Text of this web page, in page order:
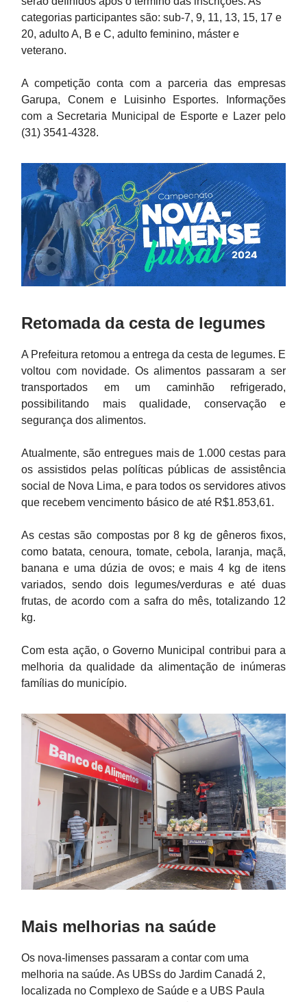
categorias participantes são: sub-7, 9, 11, 13, 15, 17 e
20, adulto A, B e C, adulto feminino, máster e
veterano.
A competição conta com a parceria das empresas
Garupa, Conem e Luisinho Esportes. Informações
com a Secretaria Municipal de Esporte e Lazer pelo
(31) 3541-4328.
Retomada da cesta de legumes
A Prefeitura retomou a entrega da cesta de legumes. E
voltou com novidade. Os alimentos passaram a ser
transportados em um caminhão refrigerado,
possibilitando mais qualidade, conservação e
segurança dos alimentos.
Atualmente, são entregues mais de 1.000 cestas para
os assistidos pelas políticas públicas de assistência
social de Nova Lima, e para todos os servidores ativos
que recebem vencimento básico de até R$1.853,61.
As cestas são compostas por 8 kg de gêneros fixos,
como batata, cenoura, tomate, cebola, laranja, maçã,
banana e uma dúzia de ovos; e mais 4 kg de itens
variados, sendo dois legumes/verduras e até duas
frutas, de acordo com a safra do mês, totalizando 12
kg.
Com esta ação, o Governo Municipal contribui para a
melhoria da qualidade da alimentação de inúmeras
famílias do município.
Mais melhorias na saúde
Os nova-limenses passaram a contar com uma
melhoria na saúde. As UBSs do Jardim Canadá 2,
localizada no Complexo de Saúde e a UBS Paula